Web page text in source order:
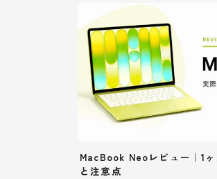
MacBook Neoレビュー｜1
と注意点